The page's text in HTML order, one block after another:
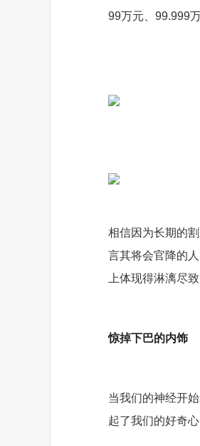
99万元、99.999
相信因为长期的
言其将会官降的
上体现得淋漓尽致
惊掉下巴的内饰
当我们的神经开
起了我们的好奇心